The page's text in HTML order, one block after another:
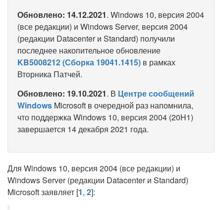
Обновлено: 14.12.2021. Windows 10, версия 2004
(все редакции) и Windows Server, версия 2004
(редакции Datacenter и Standard) получили
последнее накопительное обновление
KB5008212 (Сборка 19041.1415) в рамках
Вторника Патчей.
Обновлено: 19.10.2021. В Центре сообщений
Windows Microsoft в очередной раз напомнила,
что поддержка Windows 10, версия 2004 (20H1)
завершается 14 декабря 2021 года.
Для Windows 10, версия 2004 (все редакции) и
Windows Server (редакции Datacenter и Standard)
Microsoft заявляет [1, 2]: